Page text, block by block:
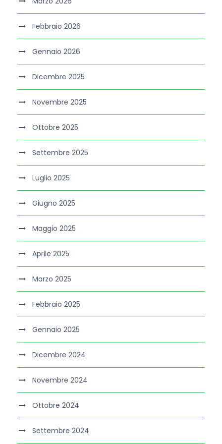
Febbraio 2026
Gennaio 2026
Dicembre 2025
Novembre 2025
Ottobre 2025
Settembre 2025
Luglio 2025
Giugno 2025
Maggio 2025
Aprile 2025
Marzo 2025
Febbraio 2025
Gennaio 2025
Dicembre 2024
Novembre 2024
Ottobre 2024
Settembre 2024